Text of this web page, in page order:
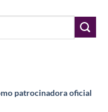
patrocinadora oficial